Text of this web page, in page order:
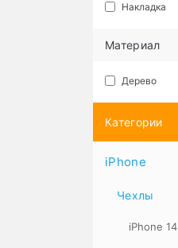
Накладка
Материал
Дерево
Категории
iPhone
Чехлы
iPhone 14